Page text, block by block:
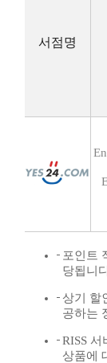
서점명
포인트
당됩니
상기 할
공하는
RISS
상품에